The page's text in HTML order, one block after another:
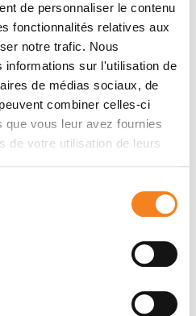
de personnaliser le contenu
fonctionnalités relatives aux
notre trafic. Nous
informations sur l'utilisation de
de médias sociaux, de
combiner celles-ci
vous leur avez fournies
de votre utilisation de leurs